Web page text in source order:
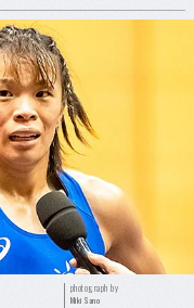
photograph by
Miki Sano